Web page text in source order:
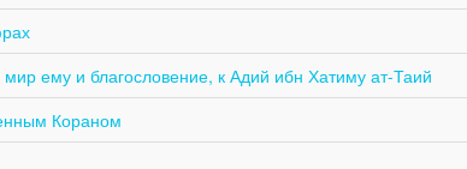
ему и благословение, к Адий ибн Хатиму ат-Таий
Кораном